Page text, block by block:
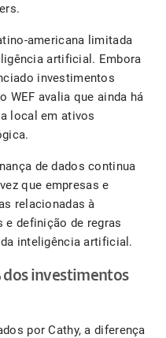
americana limitada
artificial. Embora
investimentos
WEF avalia que ainda há
local em ativos
de dados continua
que empresas e
relacionadas à
e definição de regras
inteligência artificial.
dos investimentos
por Cathy, a diferença